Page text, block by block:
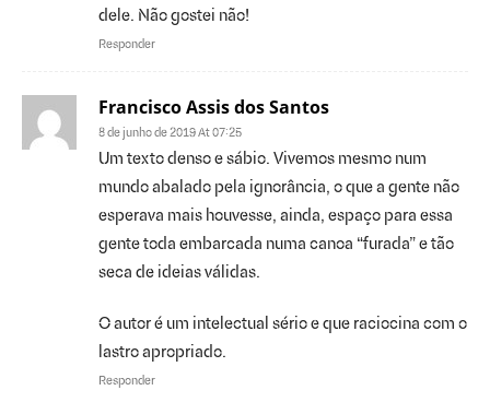
dele. Não gostei não!
Responder
Francisco Assis dos Santos
8 de junho de 2019 At 07:25
Um texto denso e sábio. Vivemos mesmo num
mundo abalado pela ignorância, o que a gente não
esperava mais houvesse, ainda, espaço para essa
gente toda embarcada numa canoa “furada” e tão
seca de ideias válidas.
O autor é um intelectual sério e que raciocina com o
lastro apropriado.
Responder